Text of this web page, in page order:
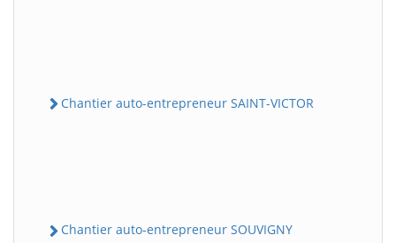
Chantier auto-entrepreneur SAINT-VICTOR
Chantier auto-entrepreneur SOUVIGNY